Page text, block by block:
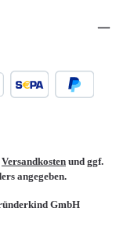
GmbH
Versandkosten und ggf.
angegeben.